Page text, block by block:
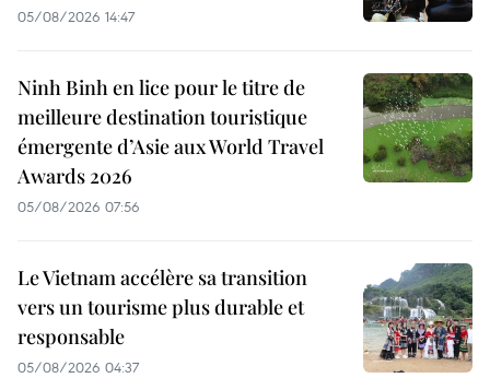
05/08/2026 14:47
Ninh Binh en lice pour le titre de
meilleure destination touristique
émergente d’Asie aux World Travel
Awards 2026
05/08/2026 07:56
Le Vietnam accélère sa transition
vers un tourisme plus durable et
responsable
05/08/2026 04:37